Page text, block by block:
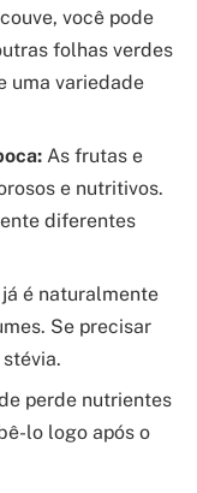
você pode
folhas verdes
uma variedade
As frutas e
e nutritivos.
diferentes
é naturalmente
Se precisar
perde nutrientes
lo logo após o